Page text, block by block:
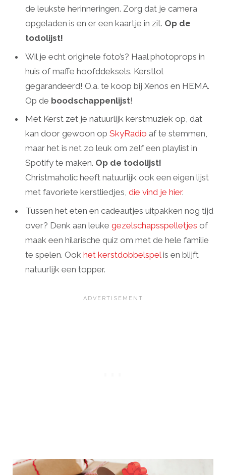
de leukste herinneringen. Zorg dat je camera
opgeladen is en er een kaartje in zit. Op de
todolijst!
Wil je echt originele foto’s? Haal photoprops in
huis of maffe hoofddeksels. Kerstlol
gegarandeerd! O.a. te koop bij Xenos en HEMA.
Op de boodschappenlijst!
Met Kerst zet je natuurlijk kerstmuziek op, dat
kan door gewoon op SkyRadio af te stemmen,
maar het is net zo leuk om zelf een playlist in
Spotify te maken. Op de todolijst!
Christmaholic heeft natuurlijk ook een eigen lijst
met favoriete kerstliedjes, die vind je hier.
Tussen het eten en cadeautjes uitpakken nog tijd
over? Denk aan leuke gezelschapsspelletjes of
maak een hilarische quiz om met de hele familie
te spelen. Ook het kerstdobbelspel is en blijft
natuurlijk een topper.